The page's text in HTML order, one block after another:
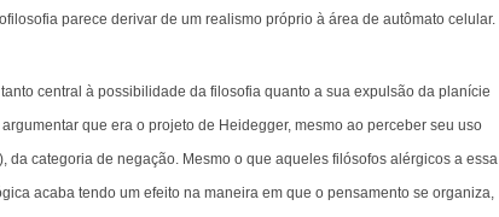
parece derivar de um realismo próprio à área de autômato celular.
central à possibilidade da filosofia quanto a sua expulsão da planície
que era o projeto de Heidegger, mesmo ao perceber seu uso
categoria de negação. Mesmo o que aqueles filósofos alérgicos a essa
acaba tendo um efeito na maneira em que o pensamento se organiza,